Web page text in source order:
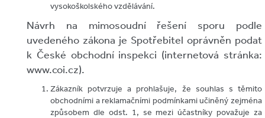
vysokoškolského vzdělávání.
Návrh na mimosoudní řešení sporu podle
uvedeného zákona je Spotřebitel oprávněn podat
k České obchodní inspekci (internetová stránka:
www.coi.cz).
Zákazník potvrzuje a prohlašuje, že souhlas s těmito
obchodními a reklamačními podmínkami učiněný zejména
způsobem dle odst. 1, se mezi účastníky považuje za